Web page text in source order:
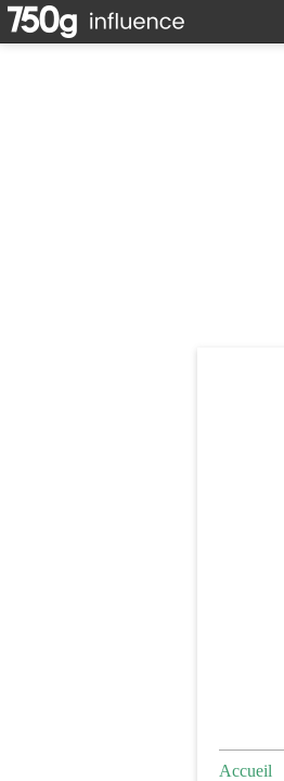
Accueil